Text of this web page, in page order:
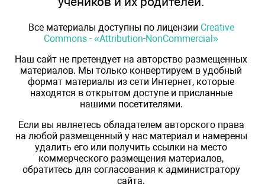
Все материалы доступны по лицензии Creative
Commons - «Attribution-NonCommercial»
Наш сайт не претендует на авторство размещенных
материалов. Мы только конвертируем в удобный
формат материалы из сети Интернет, которые
находятся в открытом доступе и присланные
нашими посетителями.
Если вы являетесь обладателем авторского права
на любой размещенный у нас материал и намерены
удалить его или получить ссылки на место
коммерческого размещения материалов,
обратитесь для согласования к администратору
сайта.